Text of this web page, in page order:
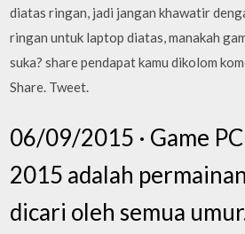
diatas ringan, jadi jangan khawatir
ringan untuk laptop diatas, manakah
suka? share pendapat kamu dikolom
Share. Tweet.
06/09/2015 · Game
2015 adalah
dicari oleh semua